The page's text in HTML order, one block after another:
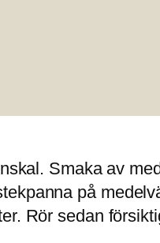
Smaka av
på
Rör sedan